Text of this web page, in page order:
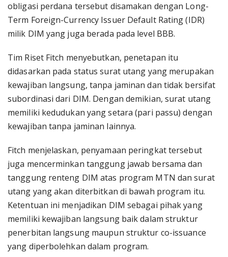
obligasi perdana tersebut disamakan dengan Long-
Term Foreign-Currency Issuer Default Rating (IDR)
milik DIM yang juga berada pada level BBB.
Tim Riset Fitch menyebutkan, penetapan itu
didasarkan pada status surat utang yang merupakan
kewajiban langsung, tanpa jaminan dan tidak bersifat
subordinasi dari DIM. Dengan demikian, surat utang
memiliki kedudukan yang setara (pari passu) dengan
kewajiban tanpa jaminan lainnya.
Fitch menjelaskan, penyamaan peringkat tersebut
juga mencerminkan tanggung jawab bersama dan
tanggung renteng DIM atas program MTN dan surat
utang yang akan diterbitkan di bawah program itu.
Ketentuan ini menjadikan DIM sebagai pihak yang
memiliki kewajiban langsung baik dalam struktur
penerbitan langsung maupun struktur co-issuance
yang diperbolehkan dalam program.